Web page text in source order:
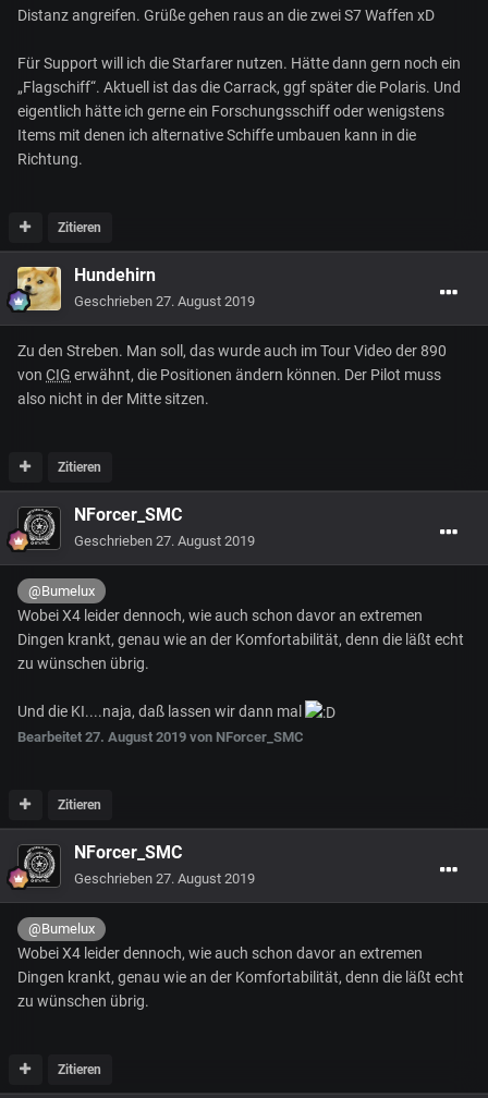
Distanz angreifen. Grüße gehen raus an die zwei S7 Waffen xD
Für Support will ich die Starfarer nutzen. Hätte dann gern noch ein
„Flagschiff“. Aktuell ist das die Carrack, ggf später die Polaris. Und
eigentlich hätte ich gerne ein Forschungsschiff oder wenigstens
Items mit denen ich alternative Schiffe umbauen kann in die
Richtung.
Zitieren
Hundehirn
Geschrieben 27. August 2019
Zu den Streben. Man soll, das wurde auch im Tour Video der 890
von CIG erwähnt, die Positionen ändern können. Der Pilot muss
also nicht in der Mitte sitzen.
Zitieren
NForcer_SMC
Geschrieben 27. August 2019
@Bumelux
Wobei X4 leider dennoch, wie auch schon davor an extremen
Dingen krankt, genau wie an der Komfortabilität, denn die läßt echt
zu wünschen übrig.
Und die KI....naja, daß lassen wir dann mal
Bearbeitet 27. August 2019 von NForcer_SMC
Zitieren
NForcer_SMC
Geschrieben 27. August 2019
@Bumelux
Wobei X4 leider dennoch, wie auch schon davor an extremen
Dingen krankt, genau wie an der Komfortabilität, denn die läßt echt
zu wünschen übrig.
Zitieren